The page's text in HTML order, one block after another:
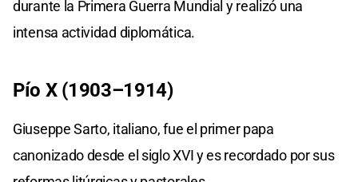
durante la Primera Guerra Mundial y realizó una
intensa actividad diplomática.
Pío X (1903–1914)
Giuseppe Sarto, italiano, fue el primer papa
canonizado desde el siglo XVI y es recordado por sus